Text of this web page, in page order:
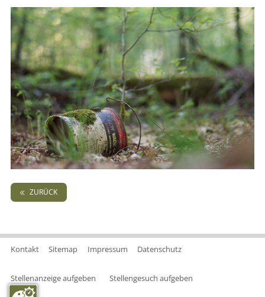
ZURÜCK
Kontakt Sitemap Impressum Datenschutz
Stellenanzeige aufgeben Stellengesuch aufgeben